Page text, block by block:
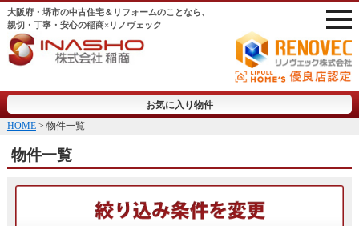
大阪府・堺市の中古住宅＆リフォームのことなら、
親切・丁寧・安心の稲商×リノヴェック
お気に入り物件
HOME> 物件一覧
物件一覧